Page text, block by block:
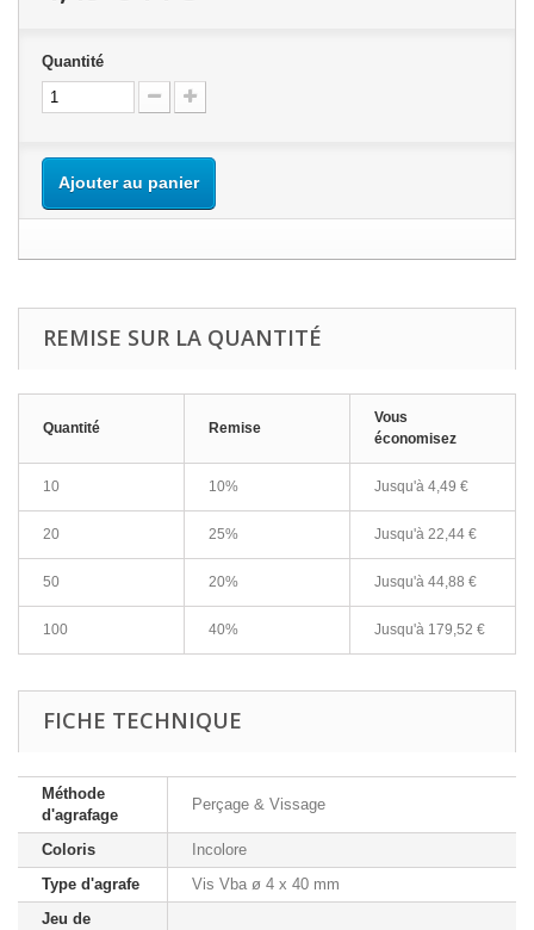
Quantité
Ajouter au panier
REMISE SUR LA QUANTITÉ
Quantité Remise
Vous
économisez
10 10% Jusqu'à 4,49 €
20 25% Jusqu'à 22,44 €
50 20% Jusqu'à 44,88 €
100 40% Jusqu'à 179,52 €
FICHE TECHNIQUE
Méthode
d'agrafage
Perçage & Vissage
Coloris
Incolore
Type d'agrafe
Vis Vba ø 4 x 40 mm
Jeu de